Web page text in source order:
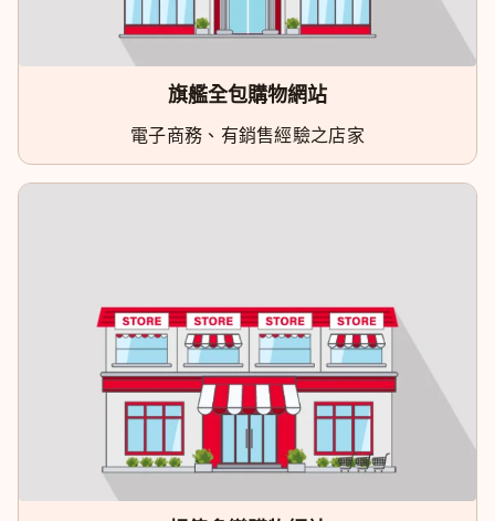
旗艦全包購物網站
電子商務、有銷售經驗之店家